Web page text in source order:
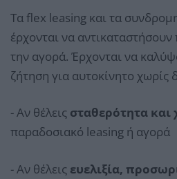
Τα flex leasing και τα
έρχονται να
την αγορά. Έρχονται να
ζήτηση για αυτοκίνητο χωρίς
- Αν θέλεις σταθερότητα και
παραδοσιακό leasing ή αγορά
- Αν θέλεις ευελιξία,